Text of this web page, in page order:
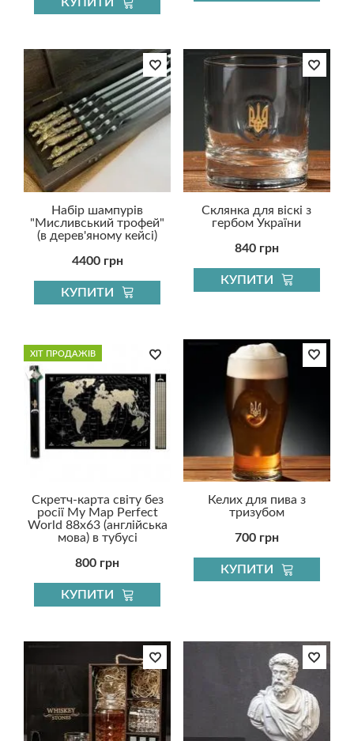
Набір шампурів
"Мисливський трофей"
(в дерев'яному кейсі)
4400 грн
КУПИТИ
Склянка для віскі з
гербом України
840 грн
КУПИТИ
ХІТ ПРОДАЖІВ
Скретч-карта світу без
росії My Map Perfect
World 88х63 (англійська
мова) в тубусі
800 грн
КУПИТИ
Келих для пива з
тризубом
700 грн
КУПИТИ